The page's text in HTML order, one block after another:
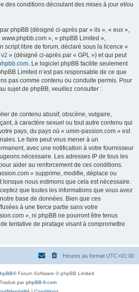
des conditions découlant des mises à jour et/ou
phpBB (désigné ci-après par « ils », « eux »,
», « phpBB Limited »,
script libre de forum, déclaré sous la licence «
» (désigné ci-après par « GPL ») et qui peut
. Le logiciel phpBB facilite seulement
Limited n’est pas responsable de ce que
pas comme contenu ou conduite permis. Pour
sujet de phpBB, veuillez consulter :
de contenu abusif, obscène, vulgaire,
à caractère sexuel ou tout autre contenu qui
pays, du pays où « umm-passion.com » est
Le faire peut vous mener à un
avec une notification à votre fournisseur
nécessaire. Les adresses IP de tous les
aider au renforcement de ces conditions.
» supprime, modifie, déplace ou
lorsque nous estimons que cela est nécessaire.
que toutes les informations que vous avez
base de données. Bien que ces
à une tierce partie sans votre
», ni phpBB ne pourront être tenus
tentative de piratage visant à compromettre
Heures au format UTC+01:00
® Forum Software © phpBB Limited
Traduit parphpBB-fr.com